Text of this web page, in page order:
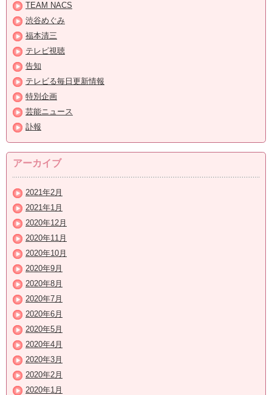
TEAM NACS
渋谷めぐみ
福本清三
テレビ視聴
告知
テレビる毎日更新情報
特別企画
芸能ニュース
訃報
アーカイブ
2021年2月
2021年1月
2020年12月
2020年11月
2020年10月
2020年9月
2020年8月
2020年7月
2020年6月
2020年5月
2020年4月
2020年3月
2020年2月
2020年1月